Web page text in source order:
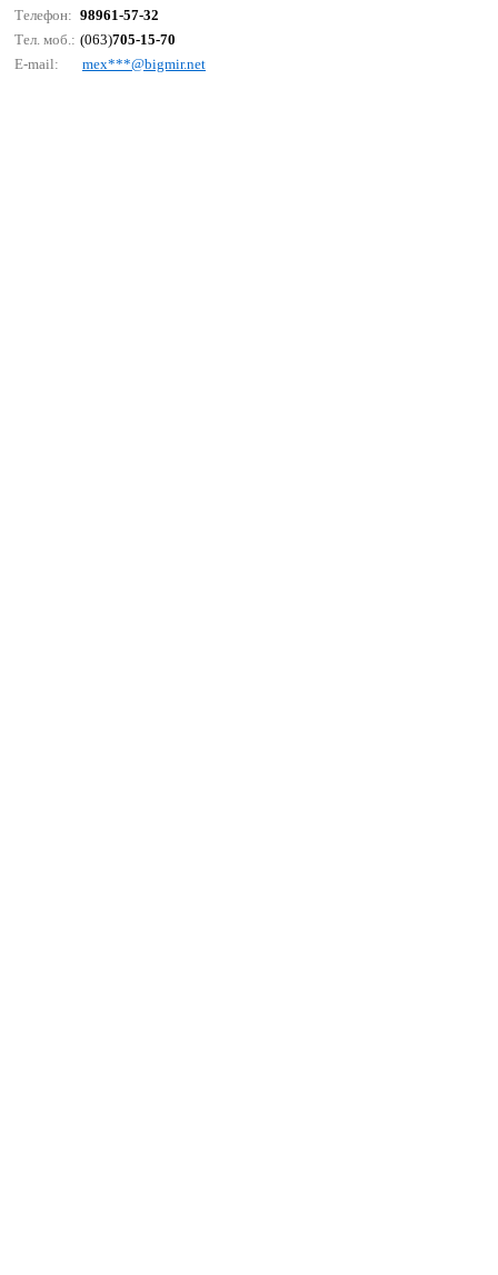
Телефон: 98961-57-32
Тел. моб.: (063)705-15-70
E-mail:
mех***@bigmir.nеt